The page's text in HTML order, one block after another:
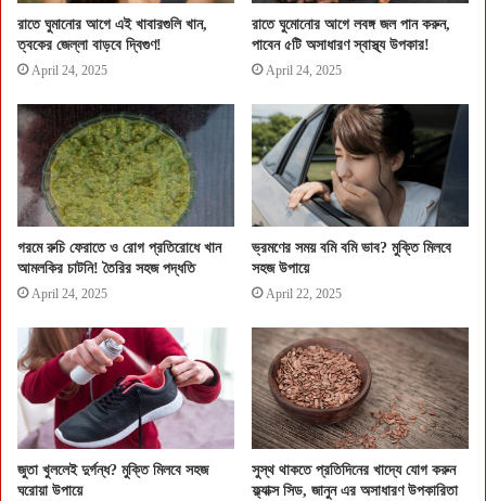
রাতে ঘুমানোর আগে এই খাবারগুলি খান,
ত্বকের জেল্লা বাড়বে দ্বিগুণ!
April 24, 2025
রাতে ঘুমোনোর আগে লবঙ্গ জল পান করুন,
পাবেন ৫টি অসাধারণ স্বাস্থ্য উপকার!
April 24, 2025
গরমে রুচি ফেরাতে ও রোগ প্রতিরোধে খান
আমলকির চাটনি! তৈরির সহজ পদ্ধতি
April 24, 2025
ভ্রমণের সময় বমি বমি ভাব? মুক্তি মিলবে
সহজ উপায়ে
April 22, 2025
জুতা খুললেই দুর্গন্ধ? মুক্তি মিলবে সহজ
ঘরোয়া উপায়ে
সুস্থ থাকতে প্রতিদিনের খাদ্যে যোগ করুন
ফ্ল্যাক্স সিড, জানুন এর অসাধারণ উপকারিতা